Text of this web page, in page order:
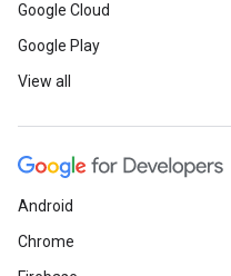
Google Cloud
Google Play
View all
Android
Chrome